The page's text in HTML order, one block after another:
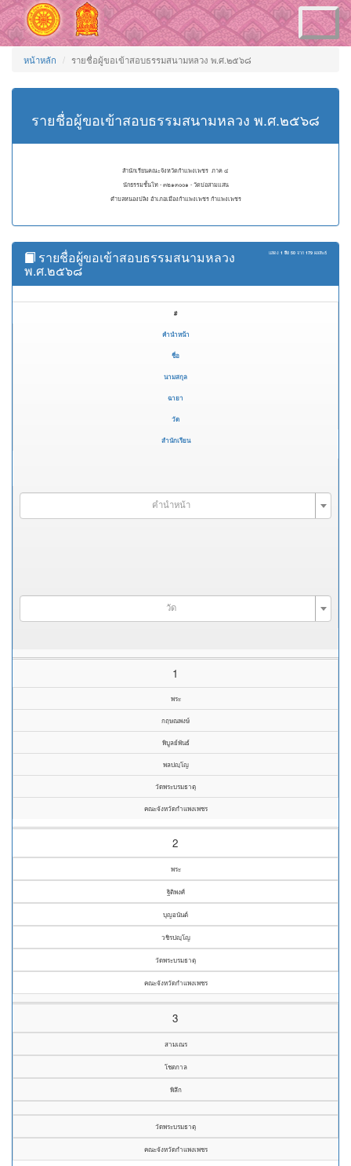
Toggle
navigation
หน้าหลัก รายชื่อผู้ขอเข้าสอบธรรมสนามหลวง พ.ศ.๒๕๖๘
รายชื่อผู้ขอเข้าสอบธรรมสนามหลวง พ.ศ.๒๕๖๘
สำนักเรียนคณะจังหวัดกำแพงเพชร ภาค ๔
นักธรรมชั้นโท - ๓๒๑๓๐๐๑ - วัดบ่อสามแสน
ตำบลหนองปลิง อำเภอเมืองกำแพงเพชร กำแพงเพชร
แสดง 1 ถึง 50 จาก 179 ผลลัพธ์
รายชื่อผู้ขอเข้าสอบธรรมสนามหลวง
พ.ศ.๒๕๖๘
#
คำนำหน้า
ชื่อ
นามสกุล
ฉายา
วัด
สำนักเรียน
คำนำหน้า
วัด
1
พระ
กฤษณพงษ์
พิบูลย์พันธ์
พลปญฺโญ
วัดพระบรมธาตุ
คณะจังหวัดกำแพงเพชร
2
พระ
ฐิติพงศ์
บุญอนันต์
วชิรปญฺโญ
วัดพระบรมธาตุ
คณะจังหวัดกำแพงเพชร
3
สามเณร
โชตกาล
พิลึก
วัดพระบรมธาตุ
คณะจังหวัดกำแพงเพชร